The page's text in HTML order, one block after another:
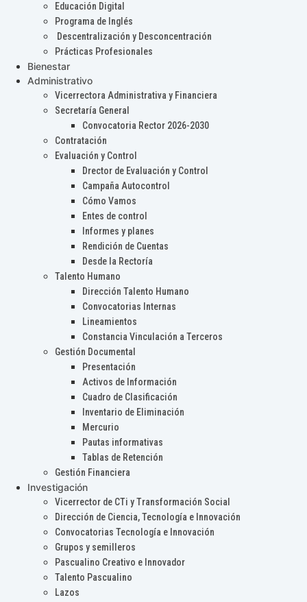
Educación Digital
Programa de Inglés
Descentralización y Desconcentración
Prácticas Profesionales
Bienestar
Administrativo
Vicerrectora Administrativa y Financiera
Secretaría General
Convocatoria Rector 2026-2030
Contratación
Evaluación y Control
Drector de Evaluación y Control
Campaña Autocontrol
Cómo Vamos
Entes de control
Informes y planes
Rendición de Cuentas
Desde la Rectoría
Talento Humano
Dirección Talento Humano
Convocatorias Internas
Lineamientos
Constancia Vinculación a Terceros
Gestión Documental
Presentación
Activos de Información
Cuadro de Clasificación
Inventario de Eliminación
Mercurio
Pautas informativas
Tablas de Retención
Gestión Financiera
Investigación
Vicerrector de CTi y Transformación Social
Dirección de Ciencia, Tecnología e Innovación
Convocatorias Tecnología e Innovación
Grupos y semilleros
Pascualino Creativo e Innovador
Talento Pascualino
Lazos